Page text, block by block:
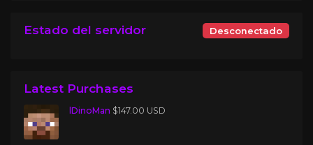
Estado del servidor Desconectado
Latest Purchases
lDinoMan $147.00 USD